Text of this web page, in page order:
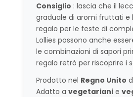
Consiglio : lascia che il
graduale di aromi fruttati e
regalo per le feste di
Lollies possono anche
le combinazioni di sapori
regalo retrò per riscoprire i
Prodotto nel Regno Unito
Adatto a vegetarianie